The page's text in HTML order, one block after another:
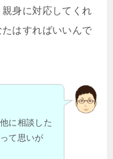
身に対応してくれ
はすればいいんで
に相談した
て思いが